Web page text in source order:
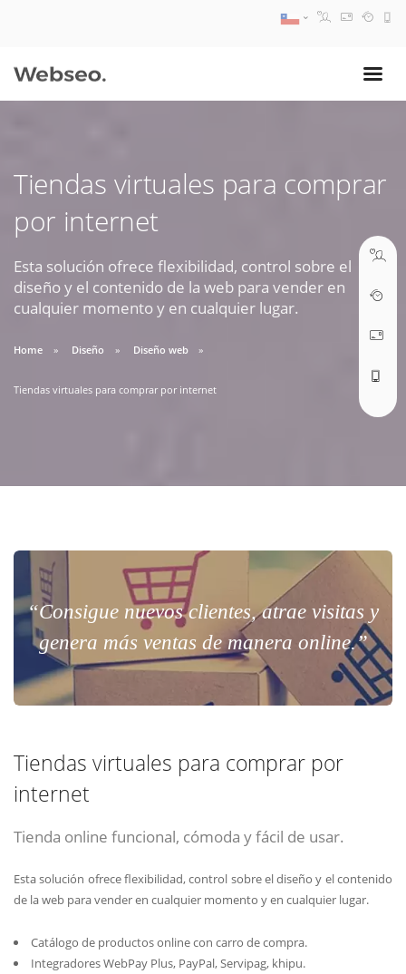
Tiendas virtuales para comprar
por internet
Esta solución ofrece flexibilidad, control sobre el
diseño y el contenido de la web para vender en
cualquier momento y en cualquier lugar.
Home Diseño Diseño web
Tiendas virtuales para comprar por internet
“Consigue nuevos clientes, atrae visitas y
genera más ventas de manera online.”
Tiendas virtuales para comprar por
internet
Tienda online funcional, cómoda y fácil de usar.
Esta solución ofrece flexibilidad, control sobre el diseño y el contenido
de la web para vender en cualquier momento y en cualquier lugar.
Catálogo de productos online con carro de compra.
Integradores WebPay Plus, PayPal, Servipag, khipu.
09:30 AM A 18:30 PM
soporte@webseo.cl
ABRIR TICKET